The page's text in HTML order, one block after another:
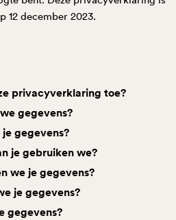
12 december 2023.
privacyverklaring toe?
gegevens?
gegevens?
je gebruiken we?
we je gegevens?
je gegevens?
gegevens?